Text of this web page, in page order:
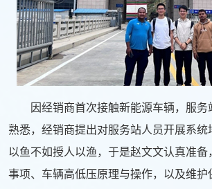
因经销商首次接触新能源车辆，服务
熟悉，经销商提出对服务站人员开展系统
以鱼不如授人以渔，于是赵文文认真准备
事项、车辆高低压原理与操作，以及维护